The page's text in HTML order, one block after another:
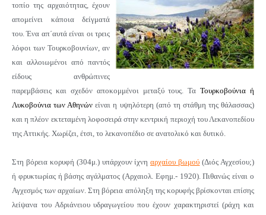
τοπίο της αρχαιότητας, έχουν
απομείνει κάποια δείγματά
του. Ένα απ΄αυτά είναι οι τρεις
λόφοι των Τουρκοβουνίων, αν
και αλλοιωμένοι από παντός
είδους ανθρώπινες
παρεμβάσεις και σχεδόν αποκομμένοι μεταξύ τους. ΤαΤουρκοβούνια ή
Λυκοβούνια των Αθηνών είναι η υψηλότερη (από τη στάθμη της θάλασσας)
και η πλέον εκτεταμένη λοφοσειρά στην κεντρική περιοχή του Λεκανοπεδίου
της Αττικής. Χωρίζει, έτσι, το λεκανοπέδιο σε ανατολικό και δυτικό.
Στη βόρεια κορυφή (304μ.) υπάρχουν ίχνηαρχαίου βωμού (Διός Αγχεσίου;)
ή φρυκτωρίας ή βάσης αγάλματος (Αρχαιολ. Εφημ.- 1920). Πιθανώς είναι ο
Αγχεσμός των αρχαίων. Στη βόρεια απόληξη της κορυφής βρίσκονται επίσης
λείψανα του Αδριάνειου υδραγωγείου που έχουν χαρακτηριστεί (ράχη και